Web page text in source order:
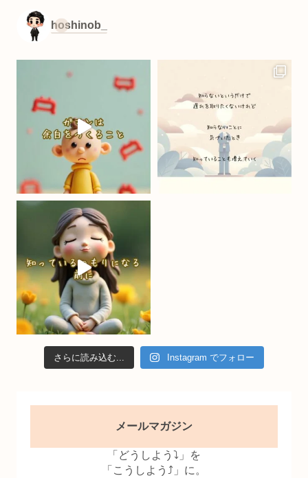
c
e
b
o
k
a
gr
a
m
u
b
h
a
n
hoshinob_
さらに読み込む... Instagram でフォロー
メールマガジン
「どうしよう⤵」を
「こうしよう⤴」に。